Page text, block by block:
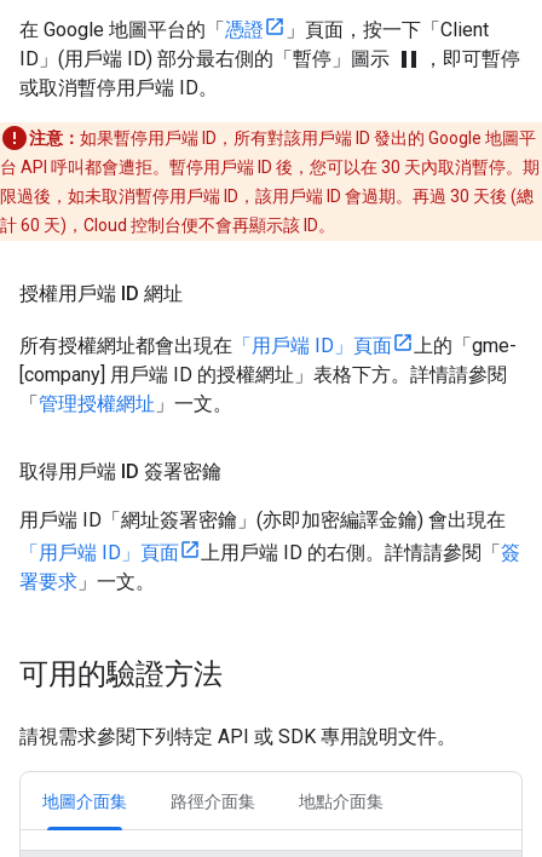
在 Google 地圖平台的「憑證
」頁面，按一下「Client
ID」(用戶端 ID) 部分最右側的「暫停」圖示 pause
，即可暫停
或取消暫停用戶端 ID。
注意： 如果暫停用戶端 ID，所有對該用戶端 ID 發出的 Google 地圖平
台 API 呼叫都會遭拒。暫停用戶端 ID 後，您可以在 30 天內取消暫停。期
限過後，如未取消暫停用戶端 ID，該用戶端 ID 會過期。再過 30 天後 (總
計 60 天)，Cloud 控制台便不會再顯示該 ID。
授權用戶端 ID 網址
所有授權網址都會出現在 「用戶端 ID」頁面
上的「gme-
[company] 用戶端 ID 的授權網址」 表格下方。詳情請參閱
「管理授權網址 」一文。
取得用戶端 ID 簽署密鑰
用戶端 ID「網址簽署密鑰」 (亦即加密編譯金鑰) 會出現在
「用戶端 ID」頁面
上用戶端 ID 的右側。詳情請參閱「簽
署要求 」一文。
可用的驗證方法
請視需求參閱下列特定 API 或 SDK 專用說明文件。
地圖介面集 路徑介面集 地點介面集